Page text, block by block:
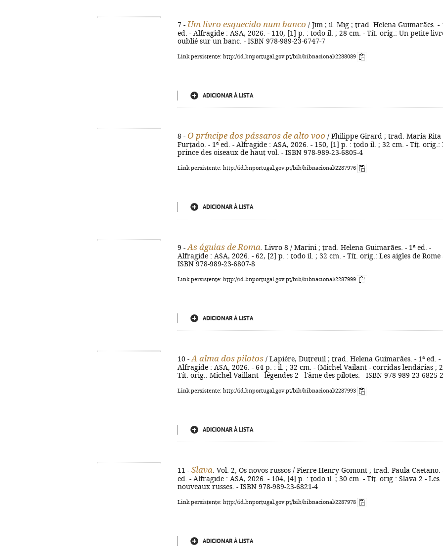
7 - Um livro esquecido num banco / Jim ; il. Mig ; trad. Helena Guimarães. -
ed. - Alfragide : ASA, 2026. - 110, [1] p. : todo il. ; 28 cm. - Tít. orig.: Un petite
oublié sur un banc. - ISBN 978-989-23-6747-7
Link persistente: http://id.bnportugal.gov.pt/bib/bibnacional/2288089
ADICIONAR À LISTA
8 - O príncipe dos pássaros de alto voo / Philippe Girard ; trad. Maria Rita
Furtado. - 1ª ed. - Alfragide : ASA, 2026. - 150, [1] p. : todo il. ; 32 cm. - Tít. orig.:
prince des oiseaux de haut vol. - ISBN 978-989-23-6805-4
Link persistente: http://id.bnportugal.gov.pt/bib/bibnacional/2287976
ADICIONAR À LISTA
9 - As águias de Roma . Livro 8 / Marini ; trad. Helena Guimarães. - 1ª ed. -
Alfragide : ASA, 2026. - 62, [2] p. : todo il. ; 32 cm. - Tít. orig.: Les aigles de Rome
ISBN 978-989-23-6807-8
Link persistente: http://id.bnportugal.gov.pt/bib/bibnacional/2287999
ADICIONAR À LISTA
10 - A alma dos pilotos / Lapiére, Dutreuil ; trad. Helena Guimarães. - 1ª ed. -
Alfragide : ASA, 2026. - 64 p. : il. ; 32 cm. - (Michel Vailant - corridas lendárias ;
Tít. orig.: Michel Vaillant - légendes 2 - l'âme des pilotes. - ISBN 978-989-23-6825-2
Link persistente: http://id.bnportugal.gov.pt/bib/bibnacional/2287993
ADICIONAR À LISTA
11 - Slava . Vol. 2, Os novos russos / Pierre-Henry Gomont ; trad. Paula Caetano.
ed. - Alfragide : ASA, 2026. - 104, [4] p. : todo il. ; 30 cm. - Tít. orig.: Slava 2 - Les
nouveaux russes. - ISBN 978-989-23-6821-4
Link persistente: http://id.bnportugal.gov.pt/bib/bibnacional/2287978
ADICIONAR À LISTA